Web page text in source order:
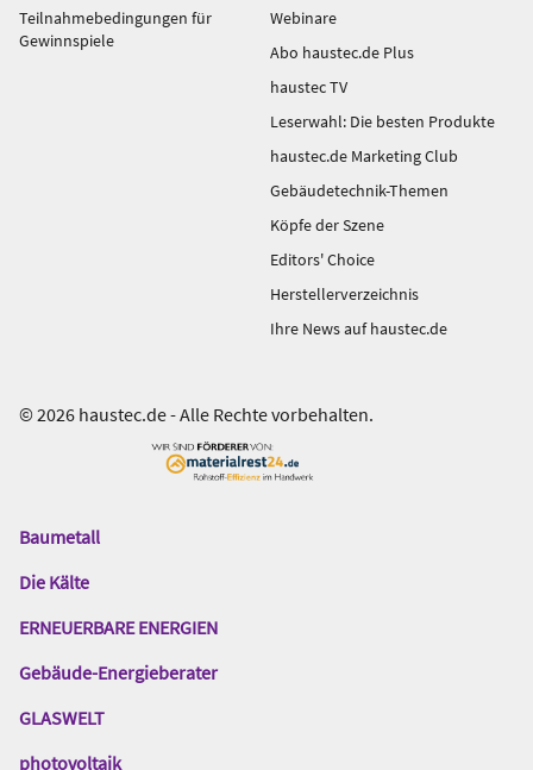
Teilnahmebedingungen für
Gewinnspiele
Webinare
Abo haustec.de Plus
haustec TV
Leserwahl: Die besten Produkte
haustec.de Marketing Club
Gebäudetechnik-Themen
Köpfe der Szene
Editors' Choice
Herstellerverzeichnis
Ihre News auf haustec.de
© 2026 haustec.de - Alle Rechte vorbehalten.
Das
Gentner
Baumetall
Die Kälte
ERNEUERBARE ENERGIEN
Gebäude-Energieberater
GLASWELT
photovoltaik